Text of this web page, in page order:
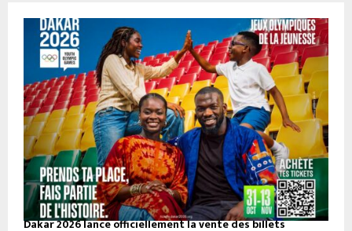
Dakar 2026 lance officiellement la vente des billets